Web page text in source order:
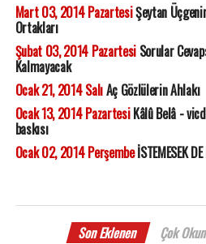
Mart 03, 2014 PazartesiŞeytan
Ortakları
Şubat 03, 2014 PazartesiSorular
Kalmayacak
Ocak 21, 2014 SalıAç Gözlülerin Ahlakı
Ocak 13, 2014 PazartesiKâlû Belâ -
baskısı
Ocak 02, 2014 PerşembeİSTEMESEK
Son Eklenen Çok